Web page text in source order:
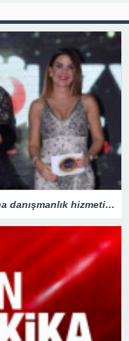
Ünlü yaşam koçu Astro iş insanlarına danışmanlık hizmeti veriyor